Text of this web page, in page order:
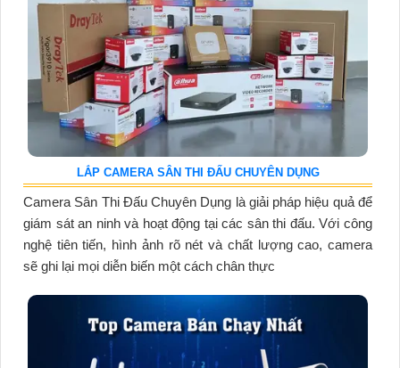
LẮP CAMERA SÂN THI ĐẤU CHUYÊN DỤNG
Camera Sân Thi Đấu Chuyên Dụng là giải pháp hiệu quả để
giám sát an ninh và hoạt động tại các sân thi đấu. Với công
nghệ tiên tiến, hình ảnh rõ nét và chất lượng cao, camera
sẽ ghi lại mọi diễn biến một cách chân thực